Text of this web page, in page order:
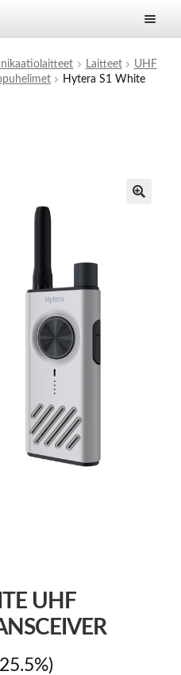
valikko
Laitteet
UHF
Hytera S1 White
UHF